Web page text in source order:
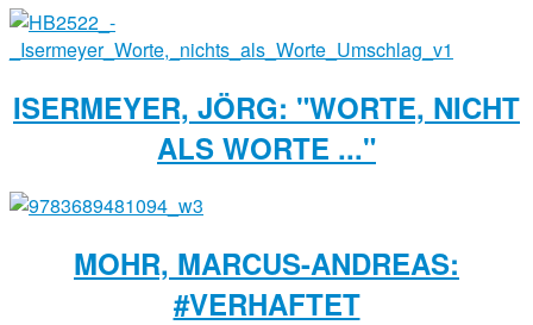
ISERMEYER, JÖRG: "WORTE, NICHT
ALS WORTE ..."
MOHR, MARCUS-ANDREAS:
#VERHAFTET